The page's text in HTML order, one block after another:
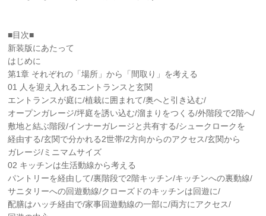
■目次■
新装版にあたって
はじめに
第1章 それぞれの「場所」から「間取り」を考える
01 人を迎え入れるエントランスと玄関
エントランスが庭に/植栽に囲まれて/奥へと引き込む/
オープンガレージ/坪庭を誘い込む/溜まりをつくる/外階段で2階へ/
敷地と結ぶ階段/インナーガレージと共有する/シュークロークを
経由する/玄関で分かれる2世帯/2方向からのアクセス/玄関から
ガレージ/ミニマムサイズ
02 キッチンは生活動線から考える
パントリーを経由して/裏階段で2階キッチン/キッチンへの裏動線/
サニタリーへの回遊動線/クローズドのキッチンは回遊に/
配膳はハッチ経由で/家事回遊動線の一部に/両方にアクセス/